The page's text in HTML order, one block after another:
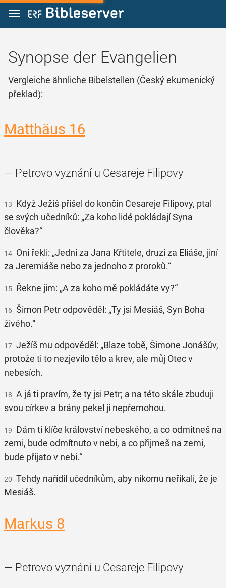
Zum Inhalt springen
Synopse der Evangelien
Vergleiche ähnliche Bibelstellen (Český ekumenický
překlad):
Matthäus 16
— Petrovo vyznání u Cesareje Filipovy
13 Když Ježíš přišel do končin Cesareje Filipovy, ptal
se svých učedníků: „Za koho lidé pokládají Syna
člověka?“
14 Oni řekli: „Jedni za Jana Křtitele, druzí za Eliáše, jiní
za Jeremiáše nebo za jednoho z proroků.“
15 Řekne jim: „A za koho mě pokládáte vy?“
16 Šimon Petr odpověděl: „Ty jsi Mesiáš, Syn Boha
živého.“
17 Ježíš mu odpověděl: „Blaze tobě, Šimone Jonášův,
protože ti to nezjevilo tělo a krev, ale můj Otec v
nebesích.
18 A já ti pravím, že ty jsi Petr; a na této skále zbuduji
svou církev a brány pekel ji nepřemohou.
19 Dám ti klíče království nebeského, a co odmítneš na
zemi, bude odmítnuto v nebi, a co přijmeš na zemi,
bude přijato v nebi.“
20 Tehdy nařídil učedníkům, aby nikomu neříkali, že je
Mesiáš.
Markus 8
— Petrovo vyznání u Cesareje Filipovy